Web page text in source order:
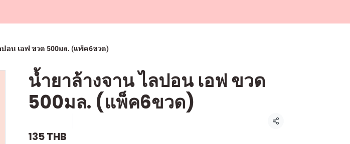
ปอน เอฟ ขวด 500มล. (แพ็ค6ขวด)
น้ำยาล้างจาน ไลปอน เอฟ ขวด
500มล. (แพ็ค6ขวด)
แชร์
135 THB